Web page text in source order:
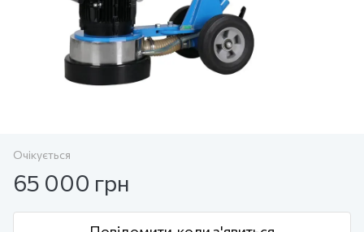
Очікується
65 000 грн